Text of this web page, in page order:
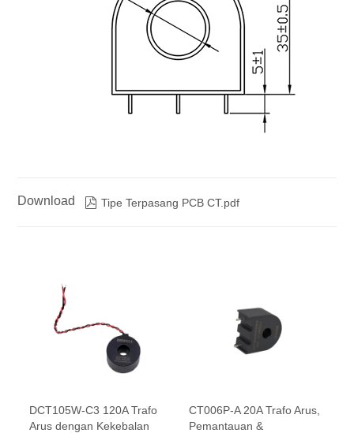
Download  Tipe Terpasang PCB CT.pdf
DCT105W-C3 120A Trafo
Arus dengan Kekebalan
CT006P-A 20A Trafo Arus,
Pemantauan &